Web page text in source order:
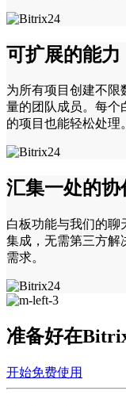
可扩展的能力
为所有项目创建不限
量的团队成员。每个
的项目也能轻松处理。
汇集一处的协
白板功能与我们的聊
集成，无需第三方解
需求。
准备好在
开始免费使用